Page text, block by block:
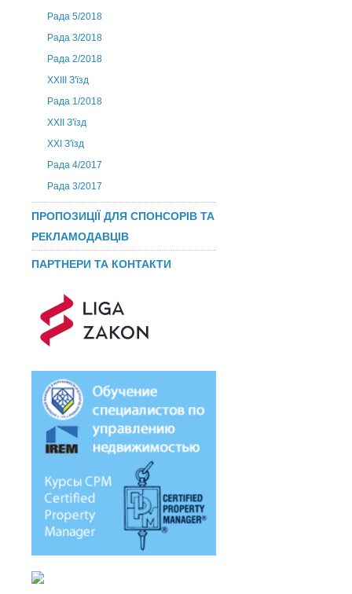
Рада 5/2018
Рада 3/2018
Рада 2/2018
XXIII З'їзд
Рада 1/2018
ХХІІ З'їзд
XXI З'їзд
Рада 4/2017
Рада 3/2017
ПРОПОЗИЦІЇ ДЛЯ СПОНСОРІВ ТА
РЕКЛАМОДАВЦІВ
ПАРТНЕРИ ТА КОНТАКТИ